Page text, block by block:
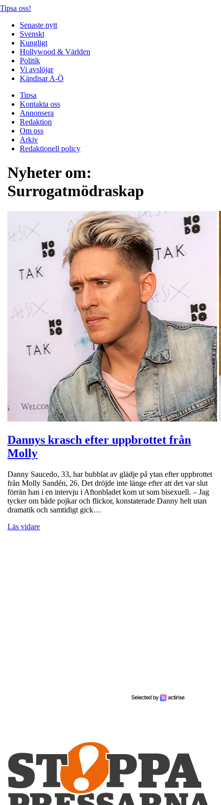
Tipsa oss!
Senaste nytt
Svenskt
Kungligt
Hollywood & Världen
Politik
Vi avslöjar
Kändisar A-Ö
Tipsa
Kontakta oss
Annonsera
Redaktion
Om oss
Arkiv
Redaktionell policy
Nyheter om:
Surrogatmödraskap
Dannys krasch efter uppbrottet från
Molly
Danny Saucedo, 33, har bubblat av glädje på ytan efter uppbrottet
från Molly Sandén, 26. Det dröjde inte länge efter att det var slut
förrän han i en intervju i Aftonbladet kom ut som bisexuell. – Jag
tycker om både pojkar och flickor, konstaterade Danny helt utan
dramatik och samtidigt gick…
Läs vidare